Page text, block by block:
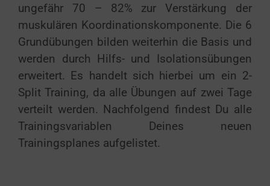
ungefähr 70 – 82% zur Verstärkung der
muskulären Koordinationskomponente. Die 6
Grundübungen bilden weiterhin die Basis und
werden durch Hilfs- und Isolationsübungen
erweitert. Es handelt sich hierbei um ein 2-
Split Training, da alle Übungen auf zwei Tage
verteilt werden. Nachfolgend findest Du alle
Trainingsvariablen Deines neuen
Trainingsplanes aufgelistet.